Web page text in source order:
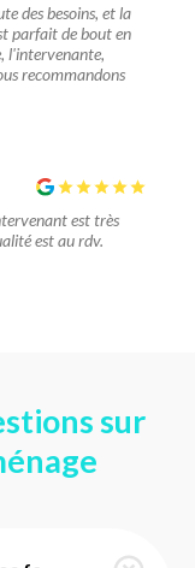
des besoins, et la
parfait de bout en
l'intervenante,
recommandons
est très
est au rdv.
sur